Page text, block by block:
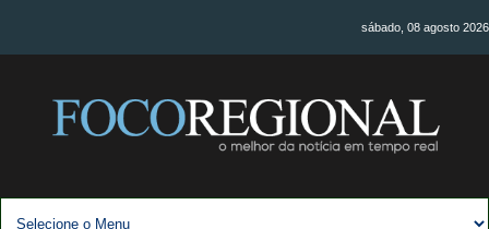
sábado, 08 agosto 2026